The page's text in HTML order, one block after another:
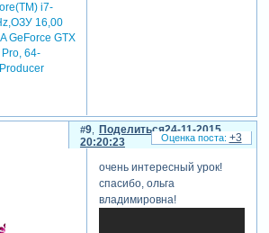
i7-
16,00
GeForce GTX
64-
Поделиться
9
24-11-2015
20:20:23
очень интересный урок!
спасибо, ольга
владимировна!
+3